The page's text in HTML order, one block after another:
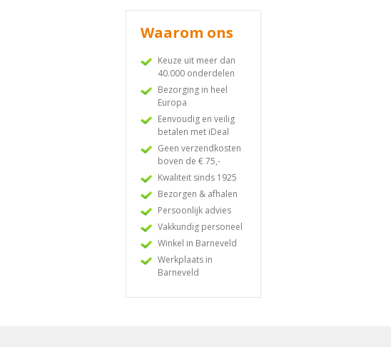
Waarom ons
Keuze uit meer dan
40.000 onderdelen
Bezorging in heel
Europa
Eenvoudig en veilig
betalen met iDeal
Geen verzendkosten
boven de € 75,-
Kwaliteit sinds 1925
Bezorgen & afhalen
Persoonlijk advies
Vakkundig personeel
Winkel in Barneveld
Werkplaats in
Barneveld